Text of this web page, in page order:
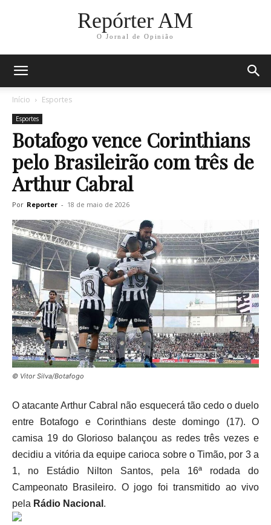
Repórter AM
O Jornal de Opinião
Início Esportes
Esportes
Botafogo vence Corinthians
pelo Brasileirão com três de
Arthur Cabral
Por Reporter - 18 de maio de 2026
© Vitor Silva/Botafogo
O atacante Arthur Cabral não esquecerá tão cedo o duelo
entre Botafogo e Corinthians deste domingo (17). O
camisa 19 do Glorioso balançou as redes três vezes e
decidiu a vitória da equipe carioca sobre o Timão, por 3 a
1, no Estádio Nilton Santos, pela 16ª rodada do
Campeonato Brasileiro. O jogo foi transmitido ao vivo
pela Rádio Nacional .